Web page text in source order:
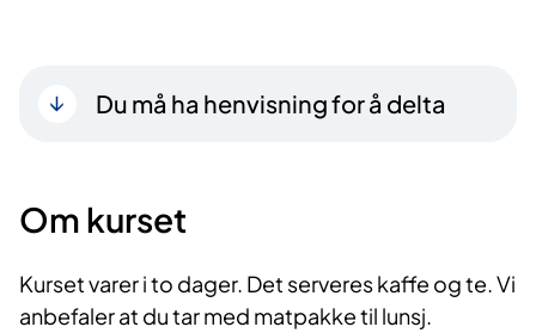
Du må ha henvisning for å delta
Om kurset
Kurset varer i to dager. Det serveres kaffe og te. Vi
anbefaler at du tar med matpakke til lunsj.